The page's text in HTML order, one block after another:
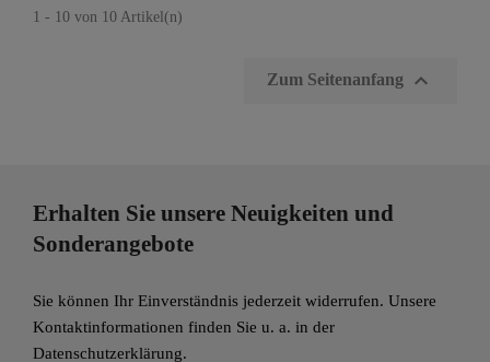
1 - 10 von 10 Artikel(n)
Zum Seitenanfang 
Erhalten Sie unsere Neuigkeiten und
Sonderangebote
Sie können Ihr Einverständnis jederzeit widerrufen. Unsere
Kontaktinformationen finden Sie u. a. in der
Datenschutzerklärung.